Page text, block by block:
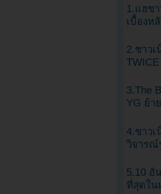
1.แฮช
เบื้องห
2.ชาว
3.The
YG ย้า
4.ชาว
วิจารณ์
5.10 อั
ที่สุดใน